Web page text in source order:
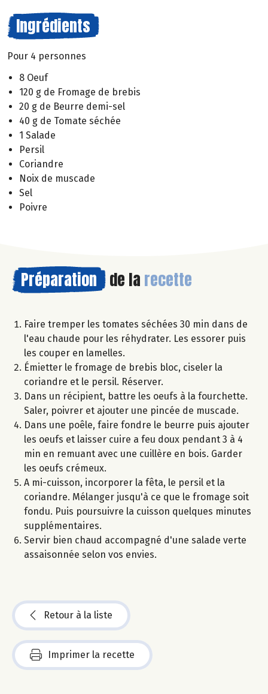
Ingrédients
Pour 4 personnes
8 Oeuf
120 g de Fromage de brebis
20 g de Beurre demi-sel
40 g de Tomate séchée
1 Salade
Persil
Coriandre
Noix de muscade
Sel
Poivre
Préparation de la recette
Faire tremper les tomates séchées 30 min dans de
l'eau chaude pour les réhydrater. Les essorer puis
les couper en lamelles.
Émietter le fromage de brebis bloc, ciseler la
coriandre et le persil. Réserver.
Dans un récipient, battre les oeufs à la fourchette.
Saler, poivrer et ajouter une pincée de muscade.
Dans une poêle, faire fondre le beurre puis ajouter
les oeufs et laisser cuire a feu doux pendant 3 à 4
min en remuant avec une cuillère en bois. Garder
les oeufs crémeux.
A mi-cuisson, incorporer la fêta, le persil et la
coriandre. Mélanger jusqu'à ce que le fromage soit
fondu. Puis poursuivre la cuisson quelques minutes
supplémentaires.
Servir bien chaud accompagné d'une salade verte
assaisonnée selon vos envies.
Retour à la liste
Imprimer la recette